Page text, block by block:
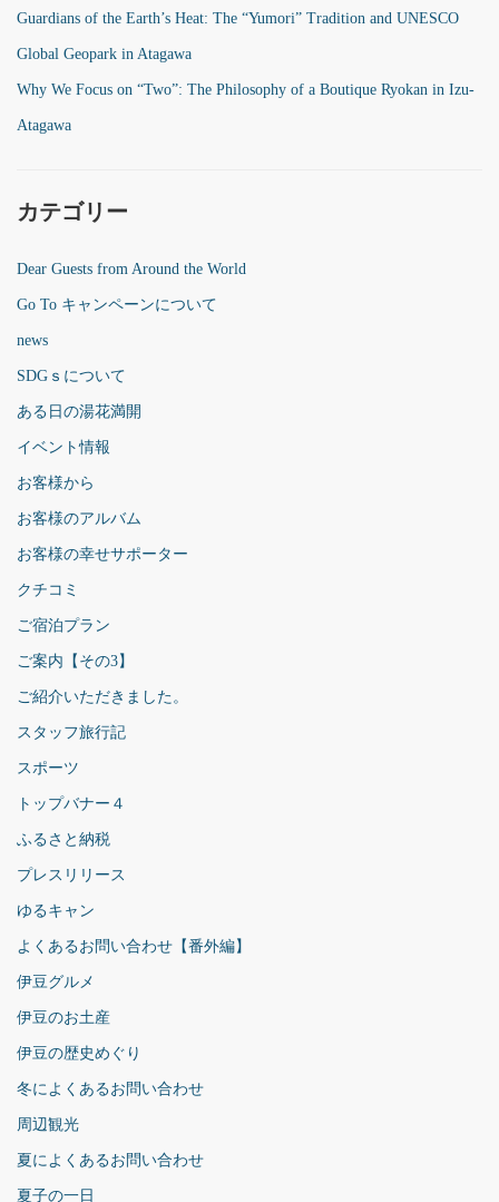
Guardians of the Earth’s Heat: The “Yumori” Tradition and UNESCO
Global Geopark in Atagawa
Why We Focus on “Two”: The Philosophy of a Boutique Ryokan in Izu-
Atagawa
カテゴリー
Dear Guests from Around the World
Go To キャンペーンについて
news
SDGｓについて
ある日の湯花満開
イベント情報
お客様から
お客様のアルバム
お客様の幸せサポーター
クチコミ
ご宿泊プラン
ご案内【その3】
ご紹介いただきました。
スタッフ旅行記
スポーツ
トップバナー４
ふるさと納税
プレスリリース
ゆるキャン
よくあるお問い合わせ【番外編】
伊豆グルメ
伊豆のお土産
伊豆の歴史めぐり
冬によくあるお問い合わせ
周辺観光
夏によくあるお問い合わせ
夏子の一日